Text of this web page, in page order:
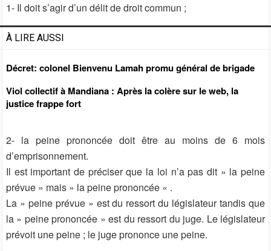
1- Il doit s’agir d’un délit de droit commun ;
À LIRE AUSSI
Décret: colonel Bienvenu Lamah promu général de brigade
Viol collectif à Mandiana : Après la colère sur le web, la
justice frappe fort
2- la peine prononcée doit être au moins de 6 mois
d’emprisonnement.
Il est important de préciser que la loi n’a pas dit » la peine
prévue » mais » la peine prononcée « .
La » peine prévue » est du ressort du législateur tandis que
la » peine prononcée » est du ressort du juge. Le législateur
prévoit une peine ; le juge prononce une peine.